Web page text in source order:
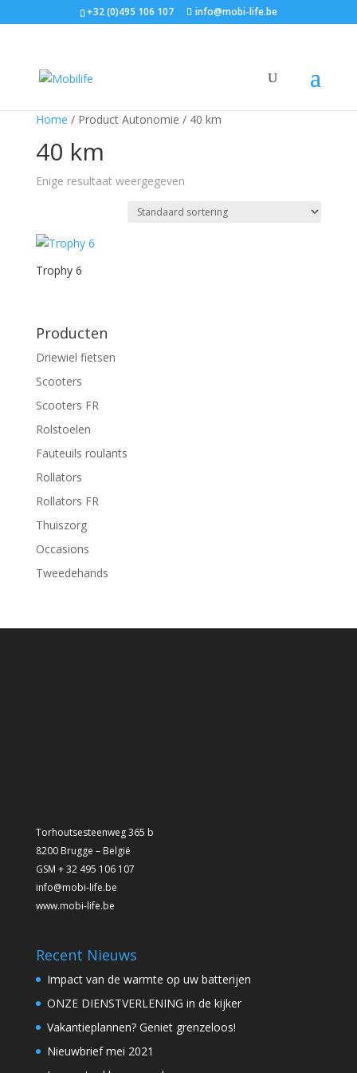
+32 (0)495 106 107 info@mobi-life.be
Home / Product Autonomie / 40 km
40 km
Enige resultaat weergegeven
Trophy 6
Producten
Driewiel fietsen
Scooters
Scooters FR
Rolstoelen
Fauteuils roulants
Rollators
Rollators FR
Thuiszorg
Occasions
Tweedehands
Torhoutsesteenweg 365 b
8200 Brugge – België
GSM + 32 495 106 107
info@mobi-life.be
www.mobi-life.be
Recent Nieuws
Impact van de warmte op uw batterijen
ONZE DIENSTVERLENING in de kijker
Vakantieplannen? Geniet grenzeloos!
Nieuwbrief mei 2021